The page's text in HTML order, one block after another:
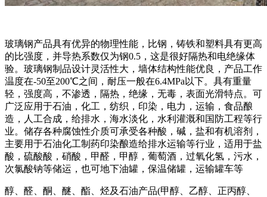
玻璃钢产品具有优异的物理性能，比钢，铸铁和塑料具有更高
的比强度，并导热系数仅为钢0.5，这是很好隔热和电绝缘体
验。玻璃钢制品设计灵活性大，墙体结构性能优良，产品工作
温度在-50至200℃之间，耐压一般在6.4MPa以下。具有重量
轻，强度高，不渗透，隔热，绝缘，无毒，表面光滑特点。可
广泛应用于石油，化工，纺织，印染，电力，运输，食品酿
造，人工合成，给排水，海水淡化，水利灌溉和国防工程等行
业。储存各种腐蚀性介质可承受各种酸，碱，盐和有机溶剂，
主要用于石油化工制药印染酿造给排水运输等行业，适用于盐
酸，硫酸酸，硝酸，甲醛，甲醇，葡萄酒，过氧化氢，污水，
次氯酸钠等储运，也可地下油罐，保温储罐，运输罐车等
醇、醛、酮、醚、酯、烃及石油产品(甲醇、乙醇、正丙醇、